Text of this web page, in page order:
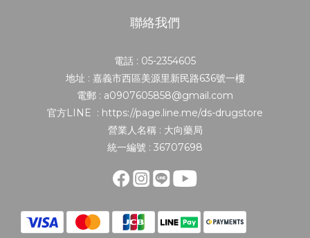
聯絡我們
電話 : 05-2354605
地址 : 嘉義市西區美源里新民路636號一樓
電郵 : a0907605858@gmail.com
官方LINE : https://page.line.me/ds-drugstore
營業人名稱 : 大向藥局
統一編號 : 36707698